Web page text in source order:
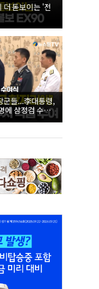
돋보이는 '전
군들...李대통령,
에 삼정검 수치
급·삼정검 수치